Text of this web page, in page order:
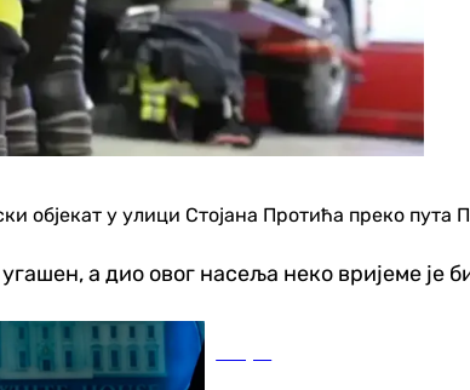
објекат у улици Стојана Протића преко пута
а дио овог насеља неко вријеме је